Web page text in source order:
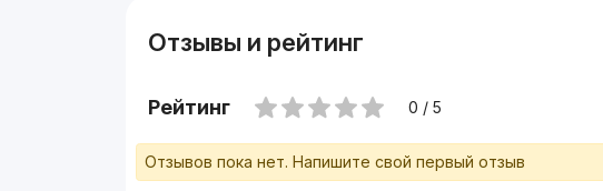
Отзывы и рейтинг
Рейтинг 0 / 5
Отзывов пока нет. Напишите свой первый отзыв